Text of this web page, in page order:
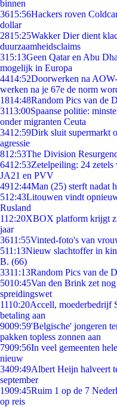
binnen
3615:56Hackers roven
dollar
2815:25Wakker Dier dient
duurzaamheidsclaims
315:13Geen Qatar en Abu
mogelijk in Europa
4414:52Doorwerken na
werken na je 67e de norm
1814:48Random Pics van de
3113:00Spaanse politie:
onder migranten Ceuta
3412:59Dirk sluit supermarkt
agressie
812:53The Division
6412:53Zetelpeiling: 24
JA21 en PVV
4912:44Man (25) sterft nadat
512:43Litouwen vindt
Rusland
112:20XBOX platform krijgt
jaar
3611:55Vinted-foto's van
511:13Nieuw slachtoffer in
B. (66)
3311:13Random Pics van de
5010:45Van den Brink zet
spreidingswet
1110:20Accell, moederbedrijf
betaling aan
9009:59'Belgische' jongeren
pakken topless zonnen aan
7909:56In veel gemeenten
nieuw
3409:49Albert Heijn halveert
september
1909:45Ruim 1 op de 7
op reis